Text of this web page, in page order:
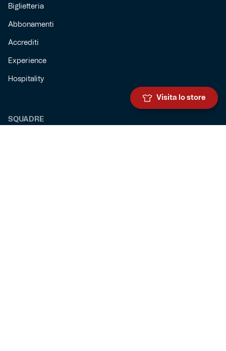
Biglietteria
Abbonamenti
Accrediti
Experience
Hospitality
SQUADRE
Visita lo store